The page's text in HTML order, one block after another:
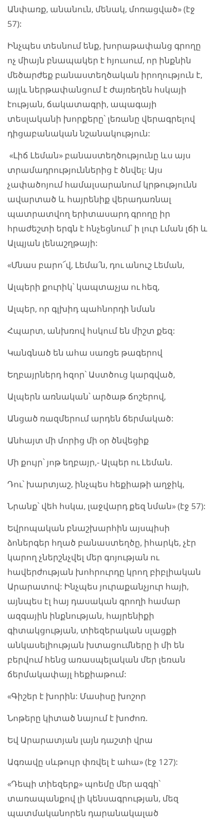
Անփառք, անանուն, մենակ, մոռացված» (էջ
57):
Ինչպես տեսնում ենք, խորաթափանց գրողը
ոչ միայն բնապակեր է հյուսում, որ ինքնին
մեծարժեք բանաստեղծական իրողություն է,
այլև ներթափանցում է ժայռեղեն հսկայի
էության, ճակատագրի, ապագայի
տեսլականի խորքերը՝ լեռանը վերագրելով
դիցաբանական նշանակություն:
«Լիճ Լեման» բանաստեղծությունը ևս այս
տրամադրություններից է ծնվել: Այս
չափածոյում համալսարանում կրթությունն
ավարտած և հայրենիք վերադառնալ
պատրատվող երիտասարդ գրողը իր
հրաժեշտի երգն է հնչեցնում՝ ի լուր Լման լճի և
Ալպյան լենաշղթայի:
«Մնաս բարո՜վ, Լեմա՛ն, դու անուշ Լեման,
Ալպերի քուրիկ՝ կապտաչյա ու հեզ,
Ալպեր, որ գլխիդ պահնորդի նման
Հպարտ, անխռով հսկում են միշտ քեզ:
Կանգնած են ահա սառցե թագերով
Եղբայրներդ հզոր՝ Աստծուց կարգված,
Ալպերն առնական՝ արծաթ ճոշերով,
Անցած ռազմերում արդեն ճերմակած:
Անհայտ մի մորից մի օր ծնվեցիք
Մի քույր՝ յոթ եղբայր,- Ալպեր ու Լեման.
Դու՝ խարտյաշ, ինչպես հեքիաթի աղջիկ,
Նրանք՝ վեհ հսկա, լաջվարդ քեզ նման» (էջ 57):
Եվրոպական բնաշխարհին այսպիսի
ձոներգեր հղած բանաստեղծը, իհարկե, չէր
կարող չներշնչվել մեր գոյության ու
հավերժության խոհրուրդը կրող բիբլիական
Արարատով: Ինչպես յուրաքանչյուր հայի,
այնպես էլ հայ դասական գրողի համար
ազգային ինքնության, հայրենիքի
գիտակցության, տիեզերական սլացքի
անկասելիության խտացումները ի մի են
բերվում հենց առասպելական մեր լեռան
ճերմակափայլ հեքիաթում:
«Գիշեր է խորին: Մասիսը խոշոր
Նոթերը կիտած նայում է խոժոռ.
Եվ Արարատյան լայն դաշտի վրա
Ագռավը սևթույր փռվել է ահա» (էջ 127):
«Դեպի տիեզերք» պոեմը մեր ազգի՝
տառապանքով լի կենսագրության, մեզ
պատմականորեն դարանակալած